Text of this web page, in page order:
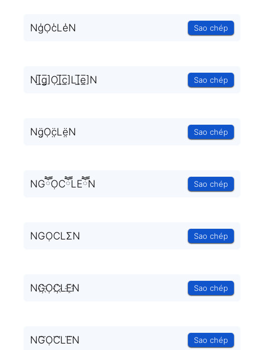
Ng̾Ọc̾Le̾N Sao chép
N[̲̅g̲̅]Ọ[̲̅c̲̅]L[̲̅e̲̅]N Sao chép
Ng̤̈Ọc̤̈Lë̤N Sao chép
NGཽỌCཽLEཽN Sao chép
NGỌCLΣN Sao chép
NG҉ỌC҉LE҈N Sao chép
NG⃜ỌC⃜LE⃜N Sao chép